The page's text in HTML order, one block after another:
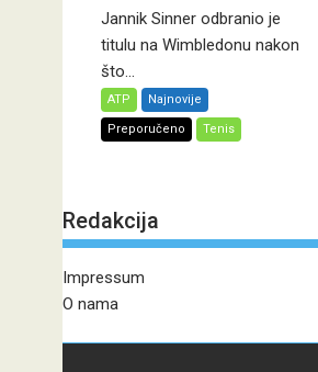
Jannik Sinner odbranio je
titulu na Wimbledonu nakon
što...
ATP Najnovije
Preporučeno Tenis
Redakcija
Impressum
O nama